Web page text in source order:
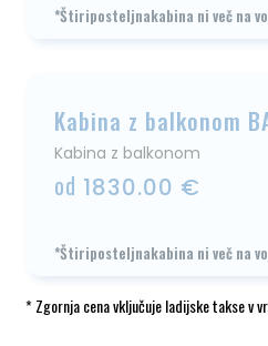
*Štiriposteljnakabina ni več na
Kabina z balkonom
Kabina z balkonom
od 1830.00 €
*Štiriposteljnakabina ni več na
* Zgornja cena vključuje ladijske takse v